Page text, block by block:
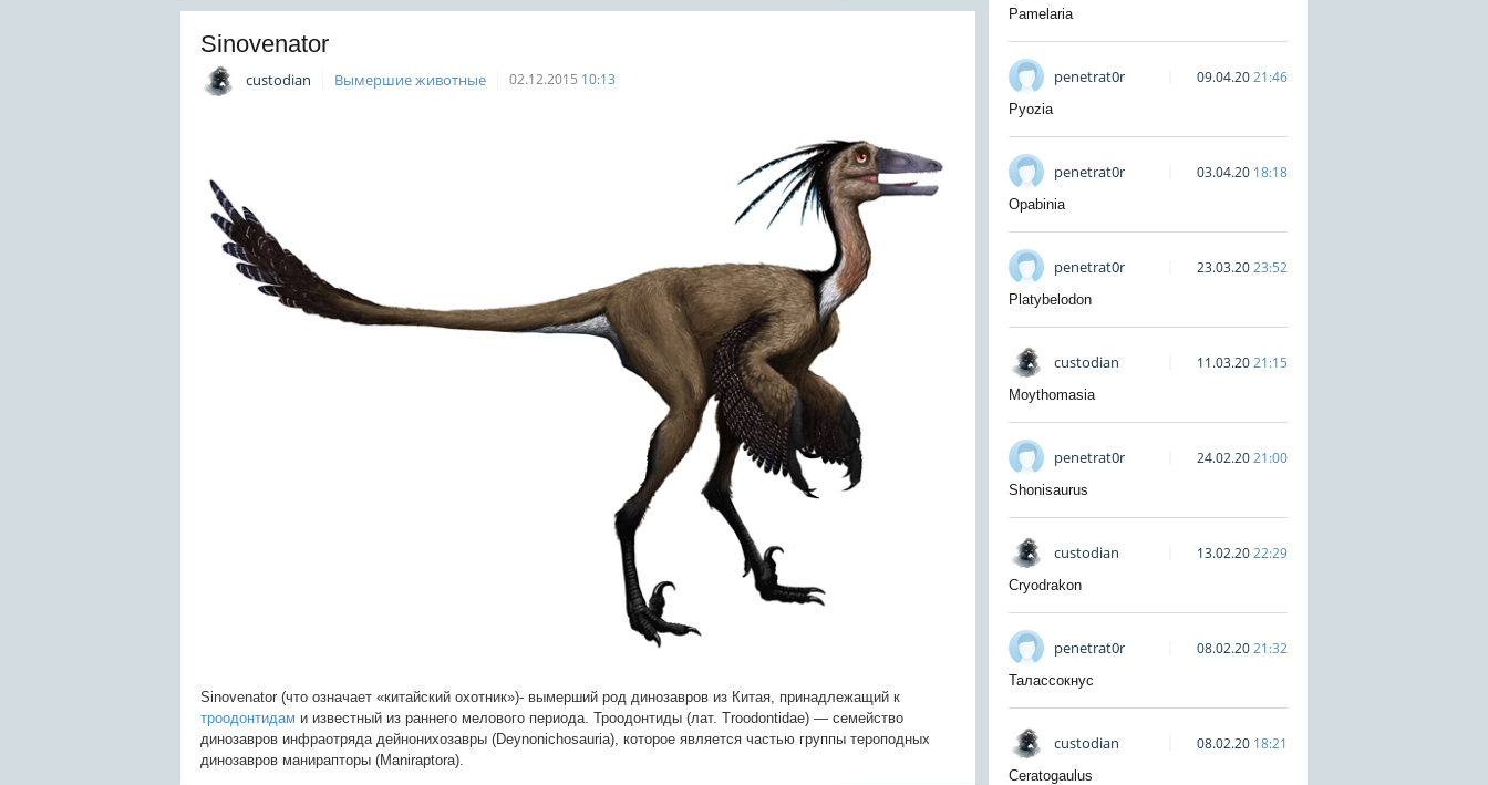
Sinovenator
custodian Вымершие животные 02.12.2015 10:13
Sinovenator (что означает «китайский охотник»)- вымерший род динозавров из Китая, принадлежащий к
троодонтидам и известный из раннего мелового периода. Троодонтиды (лат. Troodontidae) — семейство
динозавров инфраотряда дейнонихозавры (Deynonichosauria), которое является частью группы тероподных
динозавров манирапторы (Maniraptora).
Pamelaria
penetrat0r 09.04.2021:46
Pyozia
penetrat0r 03.04.20 18:18
Opabinia
penetrat0r 23.03.2023:52
Platybelodon
custodian 11.03.2021:15
Moythomasia
penetrat0r 24.02.2021:00
Shonisaurus
custodian 13.02.2022:29
Cryodrakon
penetrat0r 08.02.2021:32
Талассокнус
custodian 08.02.20 18:21
Ceratogaulus